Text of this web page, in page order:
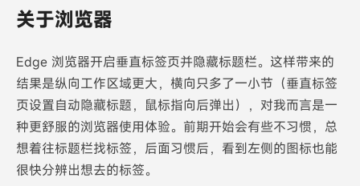
关于浏览器
Edge 浏览器开启垂直标签页并隐藏标题栏。这样带来的
结果是纵向工作区域更大，横向只多了一小节（垂直标签
页设置自动隐藏标题，鼠标指向后弹出），对我而言是一
种更舒服的浏览器使用体验。前期开始会有些不习惯，总
想着往标题栏找标签，后面习惯后，看到左侧的图标也能
很快分辨出想去的标签。